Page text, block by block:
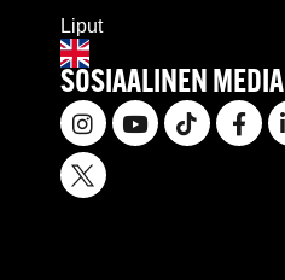
Liput
SOSIAALINEN MEDIA